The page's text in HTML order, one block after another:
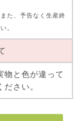
た、予告なく生産終
。
物と色が違って
さい。